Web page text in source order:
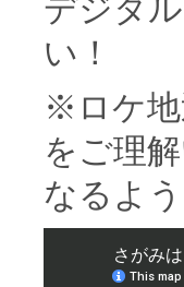
デジタ
い！
※ロケ地
をご理
なるよ